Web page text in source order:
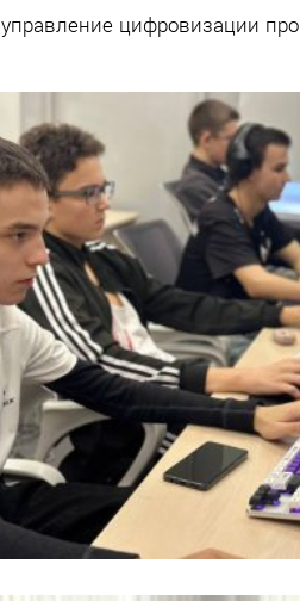
цифровизации